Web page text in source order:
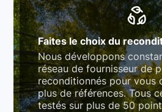
Faites le choix du
Nous développons
réseau de fournisseur de
reconditionnés pour vous
plus de références. Tous
testés sur plus de 50